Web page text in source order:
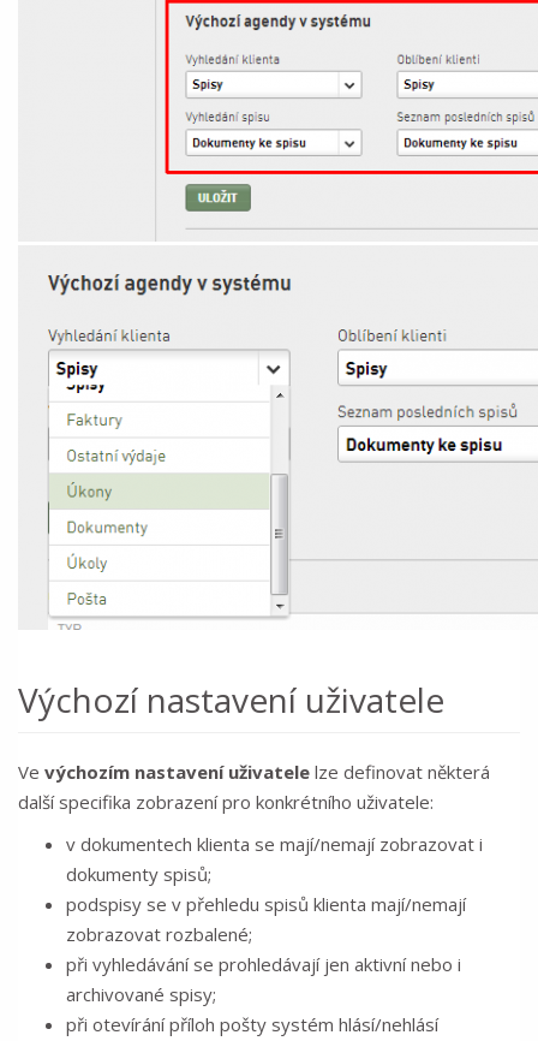
Výchozí nastavení uživatele
Ve výchozím nastavení uživatele lze definovat některá
další specifika zobrazení pro konkrétního uživatele:
v dokumentech klienta se mají/nemají zobrazovat i
dokumenty spisů;
podspisy se v přehledu spisů klienta mají/nemají
zobrazovat rozbalené;
při vyhledávání se prohledávají jen aktivní nebo i
archivované spisy;
při otevírání příloh pošty systém hlásí/nehlásí